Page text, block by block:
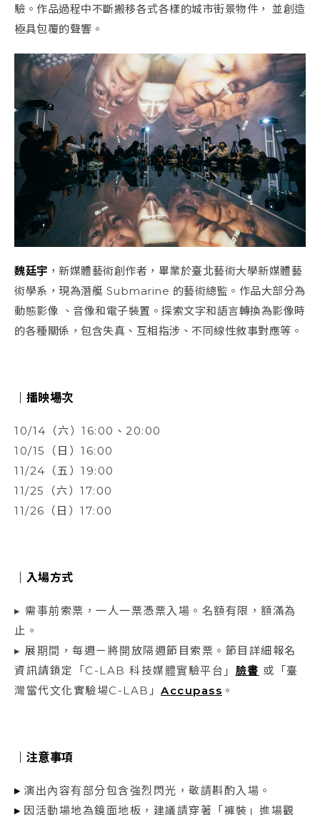
驗。作品過程中不斷搬移各式各樣的城市街景物件， 並創造
極具包覆的聲響。
魏廷宇 ，新媒體藝術創作者，畢業於臺北藝術大學新媒體藝
術學系，現為潛艇 Submarine 的藝術總監。作品大部分為
動態影像 、音像和電子裝置。探索文字和語言轉換為影像時
的各種關係，包含失真、互相指涉、不同線性敘事對應等。
｜播映場次
10/14（六）16:00、20:00
10/15（日）16:00
11/24（五）19:00
11/25（六）17:00
11/26（日）17:00
入場方式
▸ 需事前索票，一人一票憑票入場。名額有限，額滿為
止。
▸ 展期間，每週ㄧ將開放隔週節目索票。節目詳細報名
資訊請鎖定「C-LAB 科技媒體實驗平台」 臉書 或「臺
灣當代文化實驗場C-LAB」 Accupass 。
注意事項
▸ 演出內容有部分包含強烈閃光，敬請斟酌入場。
▸ 因活動場地為鏡面地板，建議請穿著「褲裝」進場觀